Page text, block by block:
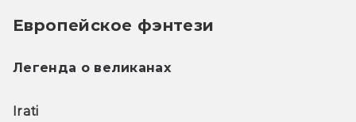
Европейское фэнтези
Легенда о великанах
Irati